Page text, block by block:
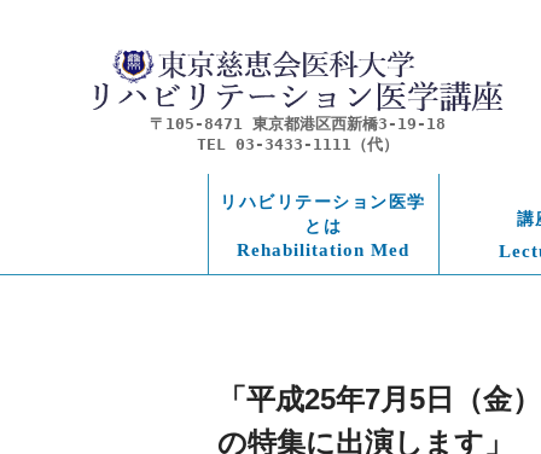
〒105-8471 東京都港区西新橋3-19-18
TEL 03-3433-1111（代）
リハビリテーション医学
とは
Rehabilitation Med
講
「平成25年7月5日（金
の特集に出演します」